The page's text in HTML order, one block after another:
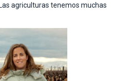
agriculturas tenemos muchas